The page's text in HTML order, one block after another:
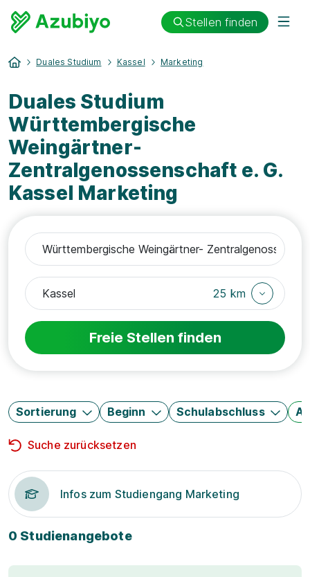
Stellen finden
Duales Studium Kassel Marketing
Duales Studium
Württembergische
Weingärtner-
Zentralgenossenschaft e. G.
Kassel Marketing
25 km
Freie Stellen finden
Sortierung Beginn Schulabschluss
Suche zurücksetzen
Infos zum Studiengang Marketing
0 Studienangebote